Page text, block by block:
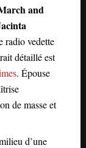
and
radio vedette
détaillé est
. Épouse
de masse et
d’une